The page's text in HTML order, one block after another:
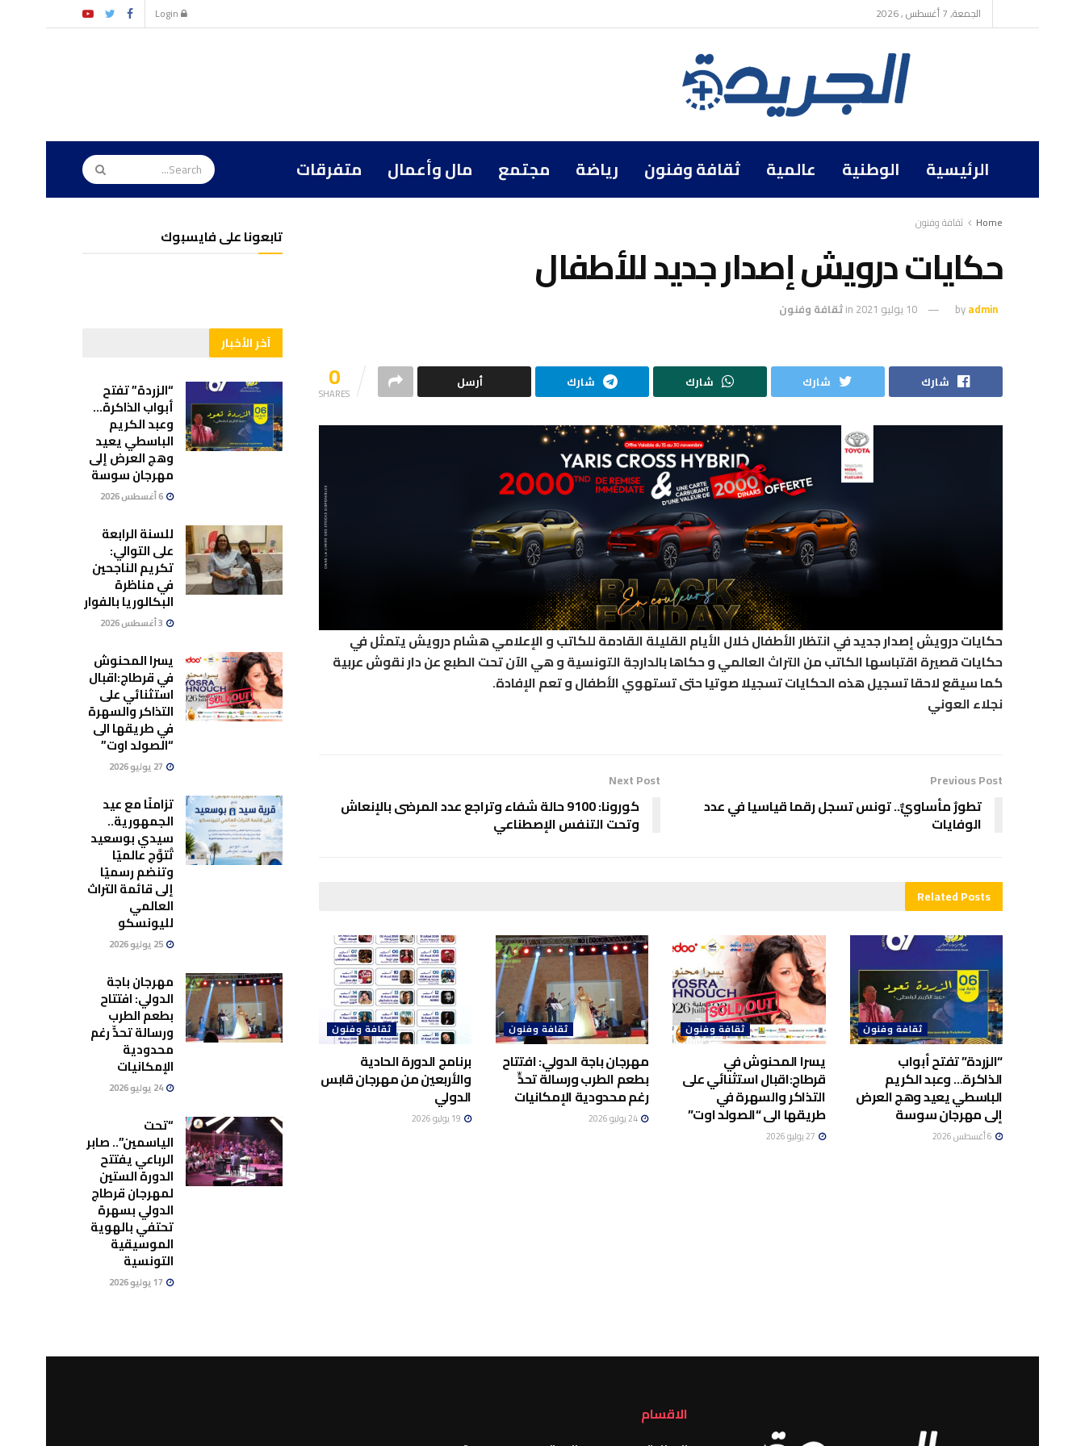
الجمعة, 7 أغسطس , 2026
الرئيسية الوطنية عالمية ثقافة وفنون رياضة مجتمع مال وأعمال متفرقات
Home ثقافة وفنون
حكايات درويش إصدار جديد للأطفال
byadmin 10 يوليو 2021 inثقافة وفنون
0
SHARES
شارك شارك شارك شارك أرسل
حكايات درويش إصدار جديد في انتظار الأطفال خلال الأيام القليلة القادمة للكاتب و الإعلامي هشام درويش يتمثل في
حكايات قصيرة اقتباسها الكاتب من التراث العالمي و حكاها بالدارجة التونسية و هي الآن تحت الطبع عن دار نقوش عربية
كما سيقع لاحقا تسجيل هذه الحكايات تسجيلا صوتيا حتى تستهوي الأطفال و تعم الإفادة.
نجلاء العوني
Previous Post
تطورٌ مأساويٌّ.. تونس تسجل رقما قياسيا في عدد
الوفايات
Next Post
كورونا: 9100 حالة شفاء وتراجع عدد المرضى بالإنعاش
وتحت التنفس الإصطناعي
RelatedPosts
ثقافة وفنون
“الزردة” تفتح أبواب
الذاكرة… وعبد الكريم
الباسطي يعيد وهج العرض
إلى مهرجان سوسة
ثقافة وفنون
يسرا المحنوش في
قرطاج:اقبال استثنائي على
التذاكر والسهرة في
طريقها الى “الصولد اوت”
ثقافة وفنون
مهرجان باجة الدولي: افتتاح
بطعم الطرب ورسالة تحدٍّ
رغم محدودية الإمكانيات
ثقافة وفنون
برنامج الدورة الحادية
والأربعين من مهرجان قابس
الدولي
تابعونا على فايسبوك
آخر الأخبار
“الزردة” تفتح
أبواب الذاكرة…
وعبد الكريم
الباسطي يعيد
وهج العرض إلى
مهرجان سوسة
6 أغسطس 2026
للسنة الرابعة
على التوالي:
تكريم الناجحين
في مناظرة
البكالوريا بالفوار
يسرا المحنوش
في قرطاج:اقبال
استثنائي على
التذاكر والسهرة
في طريقها الى
“الصولد اوت”
تزامنًا مع عيد
الجمهورية..
سيدي بوسعيد
تُتوَّج عالميًا
وتنضم رسميًا
إلى قائمة التراث
العالمي
لليونسكو
25 يوليو 2026
مهرجان باجة
الدولي: افتتاح
بطعم الطرب
ورسالة تحدٍّ رغم
محدودية
الإمكانيات
24 يوليو 2026
“تحت
الياسمين”.. صابر
الرباعي يفتتح
الدورة الستين
لمهرجان قرطاج
الدولي بسهرة
تحتفي بالهوية
الموسيقية
التونسية
الاقسام